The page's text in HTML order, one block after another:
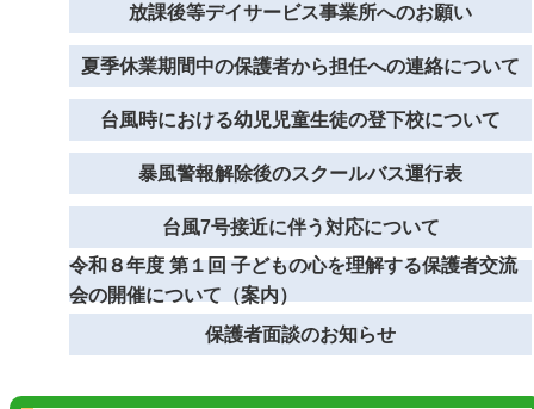
放課後等デイサービス事業所へのお願い
夏季休業期間中の保護者から担任への連絡について
台風時における幼児児童生徒の登下校について
暴風警報解除後のスクールバス運行表
台風7号接近に伴う対応について
令和８年度 第１回 子どもの心を理解する保護者交流
会の開催について（案内）
保護者面談のお知らせ